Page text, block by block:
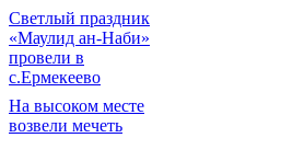
Светлый праздник
«Маулид ан-Наби»
провели в
с.Ермекеево
На высоком месте
возвели мечеть